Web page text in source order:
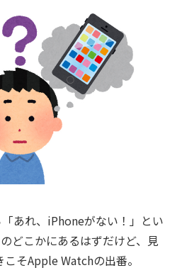
あれ、iPhoneがない！」とい
どこかにあるはずだけど、見
そApple Watchの出番。